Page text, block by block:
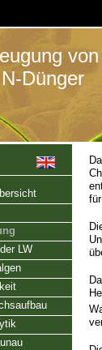
von
Dünger
LW